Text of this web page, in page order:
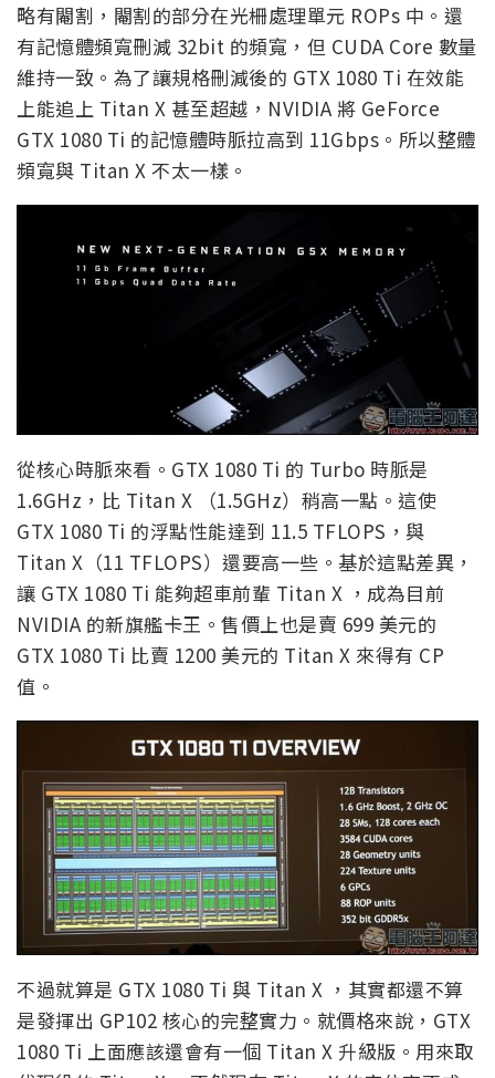
略有閹割，閹割的部分在光柵處理單元 ROPs 中。還
有記憶體頻寬刪減 32bit 的頻寬，但 CUDA Core 數量
維持一致。為了讓規格刪減後的 GTX 1080 Ti 在效能
上能追上 Titan X 甚至超越，NVIDIA 將 GeForce
GTX 1080 Ti 的記憶體時脈拉高到 11Gbps。所以整體
頻寬與 Titan X 不太一樣。
從核心時脈來看。GTX 1080 Ti 的 Turbo 時脈是
1.6GHz，比 Titan X （1.5GHz）稍高一點。這使
GTX 1080 Ti 的浮點性能達到 11.5 TFLOPS，與
Titan X（11 TFLOPS）還要高一些。基於這點差異，
讓 GTX 1080 Ti 能夠超車前輩 Titan X ，成為目前
NVIDIA 的新旗艦卡王。售價上也是賣 699 美元的
GTX 1080 Ti 比賣 1200 美元的 Titan X 來得有 CP
值。
不過就算是 GTX 1080 Ti 與 Titan X ，其實都還不算
是發揮出 GP102 核心的完整實力。就價格來說，GTX
1080 Ti 上面應該還會有一個 Titan X 升級版。用來取